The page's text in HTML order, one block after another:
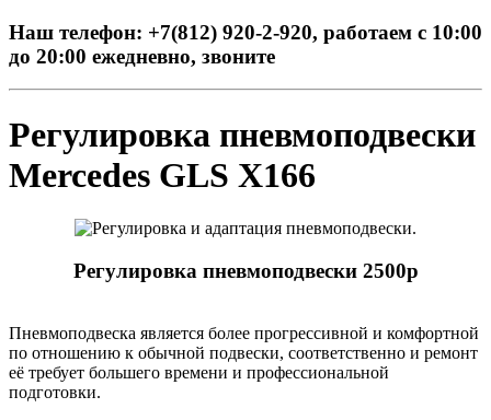
Наш телефон: +7(812) 920-2-920, работаем с 10:00
до 20:00 ежедневно, звоните
Регулировка пневмоподвески
Mercedes GLS X166
Регулировка пневмоподвески 2500р
Пневмоподвеска является более прогрессивной и комфортной
по отношению к обычной подвески, соответственно и ремонт
её требует большего времени и профессиональной
подготовки.